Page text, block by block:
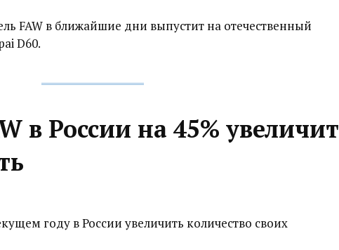
FAW в ближайшие дни выпустит на отечественный
D60.
в России на 45% увеличит
году в России увеличить количество своих